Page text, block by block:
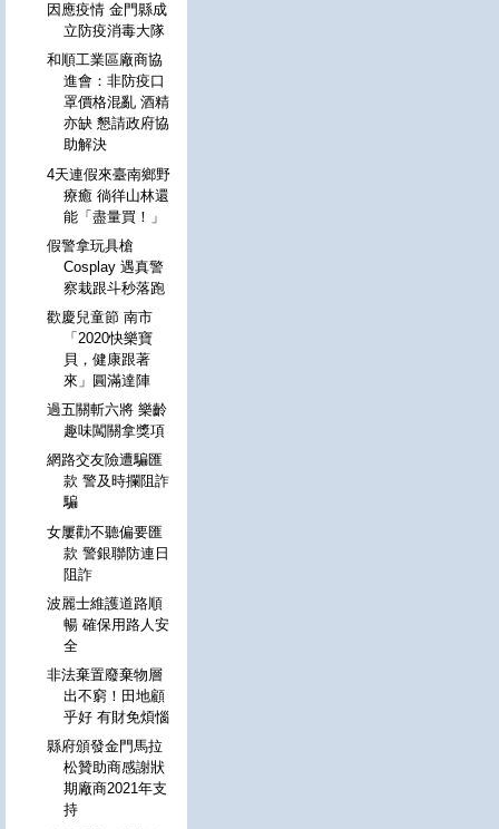
因應疫情 金門縣成
立防疫消毒大隊
和順工業區廠商協
進會：非防疫口
罩價格混亂 酒精
亦缺 懇請政府協
助解決
4天連假來臺南鄉野
療癒 徜徉山林還
能「盡量買！」
假警拿玩具槍
Cosplay 遇真警
察栽跟斗秒落跑
歡慶兒童節 南市
「2020快樂寶
貝，健康跟著
來」圓滿達陣
過五關斬六將 樂齡
趣味闖關拿獎項
網路交友險遭騙匯
款 警及時攔阻詐
騙
女屢勸不聽偏要匯
款 警銀聯防連日
阻詐
波麗士維護道路順
暢 確保用路人安
全
非法棄置廢棄物層
出不窮！田地顧
乎好 有財免煩惱
縣府頒發金門馬拉
松贊助商感謝狀
期廠商2021年支
持